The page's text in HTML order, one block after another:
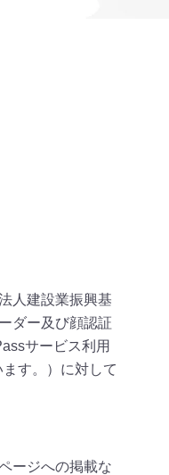
人建設業振興基
ダー及び顔認証
サービス利用
す。）に対して
ージへの掲載な